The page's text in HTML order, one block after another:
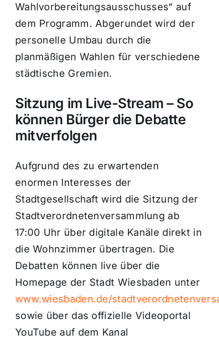
Wahlvorbereitungsausschusses“ auf
dem Programm. Abgerundet wird der
personelle Umbau durch die
planmäßigen Wahlen für verschiedene
städtische Gremien.
Sitzung im Live-Stream – So
können Bürger die Debatte
mitverfolgen
Aufgrund des zu erwartenden
enormen Interesses der
Stadtgesellschaft wird die Sitzung der
Stadtverordnetenversammlung ab
17:00 Uhr über digitale Kanäle direkt in
die Wohnzimmer übertragen. Die
Debatten können live über die
Homepage der Stadt Wiesbaden unter
www.wiesbaden.de/
sowie über das offizielle Videoportal
YouTube auf dem Kanal